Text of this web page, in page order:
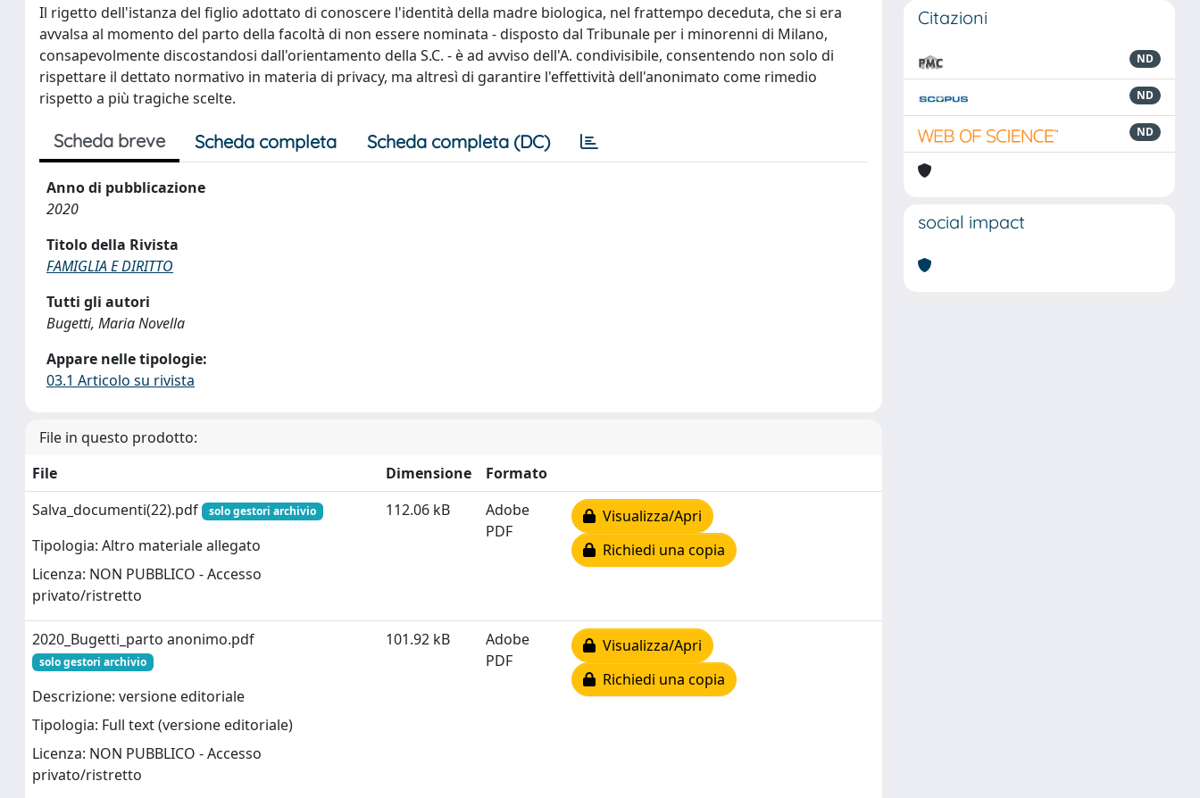
Il rigetto dell'istanza del figlio adottato di conoscere l'identità della madre biologica, nel frattempo deceduta, che si era
avvalsa al momento del parto della facoltà di non essere nominata - disposto dal Tribunale per i minorenni di Milano,
consapevolmente discostandosi dall'orientamento della S.C. - è ad avviso dell'A. condivisibile, consentendo non solo di
rispettare il dettato normativo in materia di privacy, ma altresì di garantire l'effettività dell'anonimato come rimedio
rispetto a più tragiche scelte.
Scheda breve Scheda completa Scheda completa (DC)
Anno di pubblicazione
2020
Titolo della Rivista
FAMIGLIA E DIRITTO
Tutti gli autori
Bugetti, Maria Novella
Appare nelle tipologie:
03.1 Articolo su rivista
File in questo prodotto:
File
Dimensione
Formato
Salva_documenti(22).pdf
solo gestori archivio
Tipologia: Altro materiale allegato
Licenza: NON PUBBLICO - Accesso
privato/ristretto
112.06 kB
Adobe
PDF
Visualizza/Apri
Richiedi una copia
2020_Bugetti_parto anonimo.pdf
solo gestori archivio
Descrizione: versione editoriale
Tipologia: Full text (versione editoriale)
Licenza: NON PUBBLICO - Accesso
privato/ristretto
101.92 kB
Adobe
PDF
Visualizza/Apri
Richiedi una copia
Citazioni
ND
ND
ND
social impact